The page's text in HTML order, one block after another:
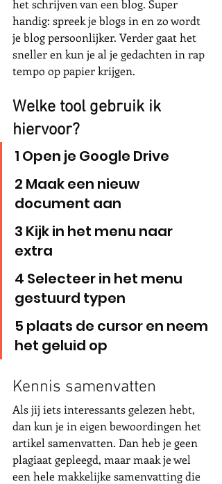
het schrijven van een blog. Super
handig: spreek je blogs in en zo wordt
je blog persoonlijker. Verder gaat het
sneller en kun je al je gedachten in rap
tempo op papier krijgen.
Welke tool gebruik ik
hiervoor?
1 Open je Google Drive
2 Maak een nieuw
document aan
3 Kijk in het menu naar
extra
4 Selecteer in het menu
gestuurd typen
5 plaats de cursor en neem
het geluid op
Kennis samenvatten
Als jij iets interessants gelezen hebt,
dan kun je in eigen bewoordingen het
artikel samenvatten. Dan heb je geen
plagiaat gepleegd, maar maak je wel
een hele makkelijke samenvatting die